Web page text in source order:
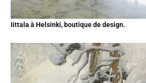
Iittala à Helsinki, boutique de design.